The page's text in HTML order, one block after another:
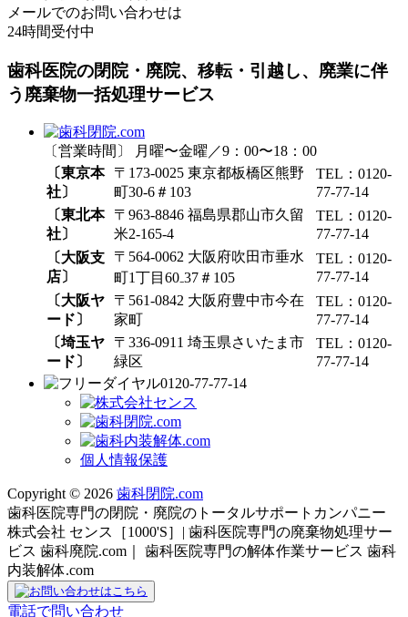
メールでのお問い合わせは
24時間受付中
歯科医院の閉院・廃院、移転・引越し、廃業に伴
う廃棄物一括処理サービス
〔営業時間〕 月曜〜金曜／9：00〜18：00
〔東京本
社〕
〒173-0025 東京都板橋区熊野
町30-6＃103
TEL：0120-
77-77-14
〔東北本
社〕
〒963-8846 福島県郡山市久留
米2-165-4
TEL：0120-
77-77-14
〔大阪支
店〕
〒564-0062 大阪府吹田市垂水
町1丁目60₋37＃105
TEL：0120-
77-77-14
〔大阪ヤ
ード〕
〒561-0842 大阪府豊中市今在
家町
TEL：0120-
77-77-14
〔埼玉ヤ
ード〕
〒336-0911 埼玉県さいたま市
緑区
TEL：0120-
77-77-14
0120-77-77-14
個人情報保護
Copyright © 2026 歯科閉院.com
歯科医院専門の閉院・廃院のトータルサポートカンパニー
株式会社 センス［1000'S］| 歯科医院専門の廃棄物処理サー
ビス 歯科廃院.com｜ 歯科医院専門の解体作業サービス 歯科
内装解体.com
電話で問い合わせ